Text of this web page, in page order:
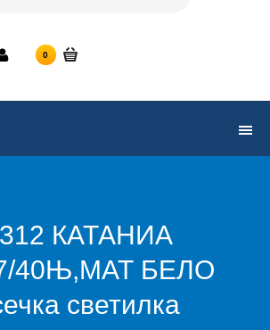
0
КАТАНИА
40Њ,МАТ БЕЛО
светилка